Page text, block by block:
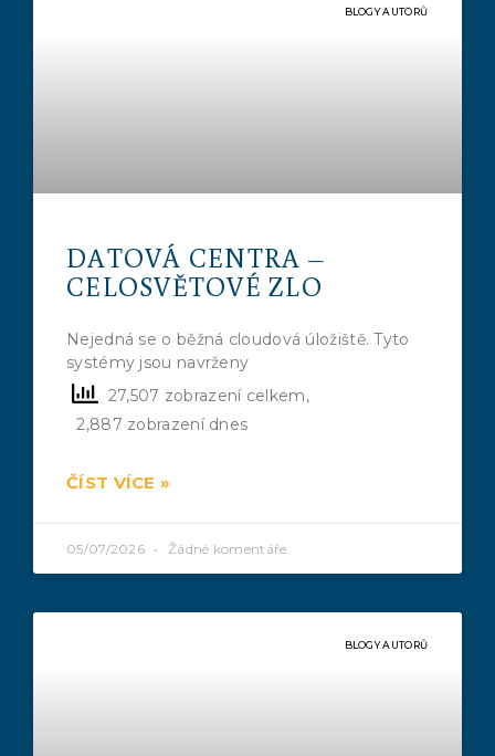
BLOGY AUTORŮ
DATOVÁ CENTRA –
CELOSVĚTOVÉ ZLO
Nejedná se o běžná cloudová úložiště. Tyto
systémy jsou navrženy
27,507 zobrazení celkem,
2,887 zobrazení dnes
ČÍST VÍCE »
05/07/2026 Žádné komentáře
BLOGY AUTORŮ